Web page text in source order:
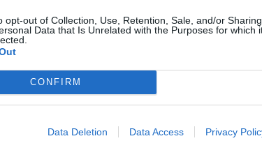
opt-out of Collection, Use, Retention, Sale, and/or Sharing
Data that Is Unrelated with the Purposes for which
CONFIRM
Data Deletion Data Access Privacy
και οι γυναίκες σήμερα
και το 17% των στρατιωτών.
ΔΙΑΦΗΜΙΣΗ